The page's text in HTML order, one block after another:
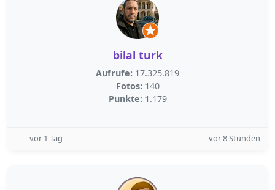
bilal turk
Aufrufe: 17.325.819
Fotos: 140
Punkte: 1.179
vor 1 Tag vor 8 Stunden